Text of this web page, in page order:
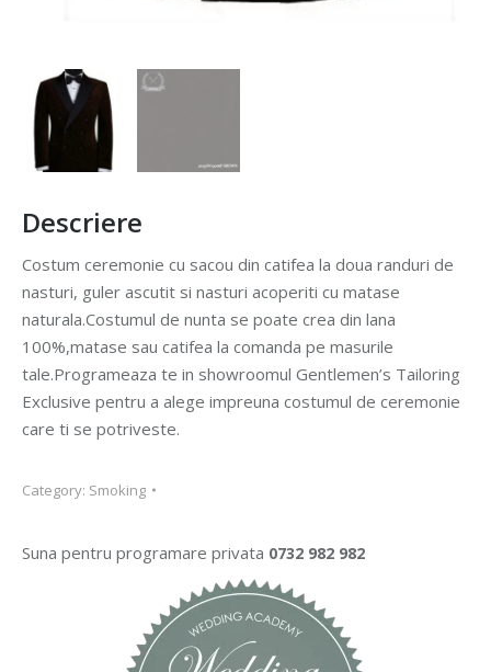
Descriere
Costum ceremonie cu sacou din catifea la doua randuri de
nasturi, guler ascutit si nasturi acoperiti cu matase
naturala.Costumul de nunta se poate crea din lana
100%,matase sau catifea la comanda pe masurile
tale.Programeaza te in showroomul Gentlemen’s Tailoring
Exclusive pentru a alege impreuna costumul de ceremonie
care ti se potriveste.
Category: Smoking
Suna pentru programare privata 0732 982 982